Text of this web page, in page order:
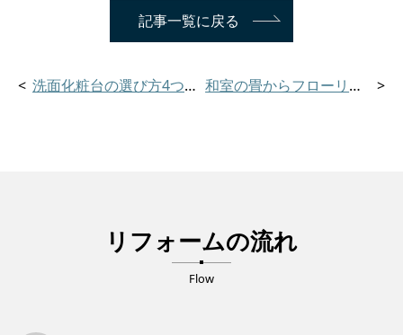
記事一覧に戻る
洗面化粧台の選び方4つのポイントと2つの注意点 和室の畳からフローリングに変更する時の工事の費用や知識
リフォームの流れ
Flow